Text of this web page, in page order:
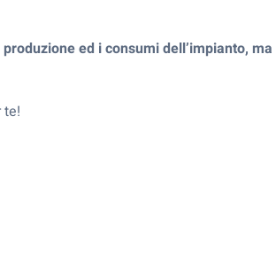
ed i consumi dell’impianto, ma